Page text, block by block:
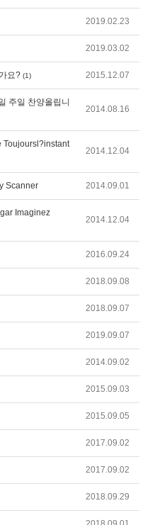
2019.02.23
2019.03.02
요? (1) 2015.12.07
주일 찬양올립니
2014.08.16
Toujoursl?instant
2014.12.04
Scanner 2014.09.01
Imaginez
2014.12.04
2016.09.24
2018.09.08
2018.09.07
2019.09.07
2014.09.02
2015.09.03
2015.09.05
2017.09.02
2017.09.02
2018.09.29